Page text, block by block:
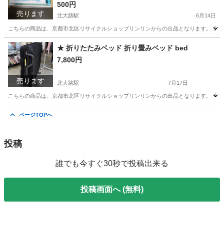
売ります
500円
北大路駅 6月14日
こちらの商品は、京都市北区リサイクルショップリンリンからの出品となります。
京都 京都市 北大路駅 生活雑貨 XEROX
売ります
★ 折りたたみベッド 折り畳みベッド bed
7,800円
北大路駅 7月17日
こちらの商品は、京都市北区リサイクルショップリンリンからの出品となります。
ページTOPへ
投稿
誰でも今すぐ30秒で投稿出来る
投稿画面へ (無料)